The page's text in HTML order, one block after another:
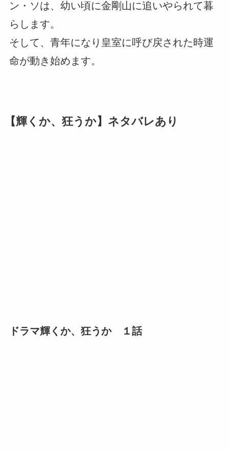
ン・ソは、幼い頃に金剛山に追いやられて暮
らします。
そして、青年になり皇室に呼び戻された時運
命が動き始めます。
【輝くか、狂うか】ネタバレあり
ドラマ輝くか、狂うか １話